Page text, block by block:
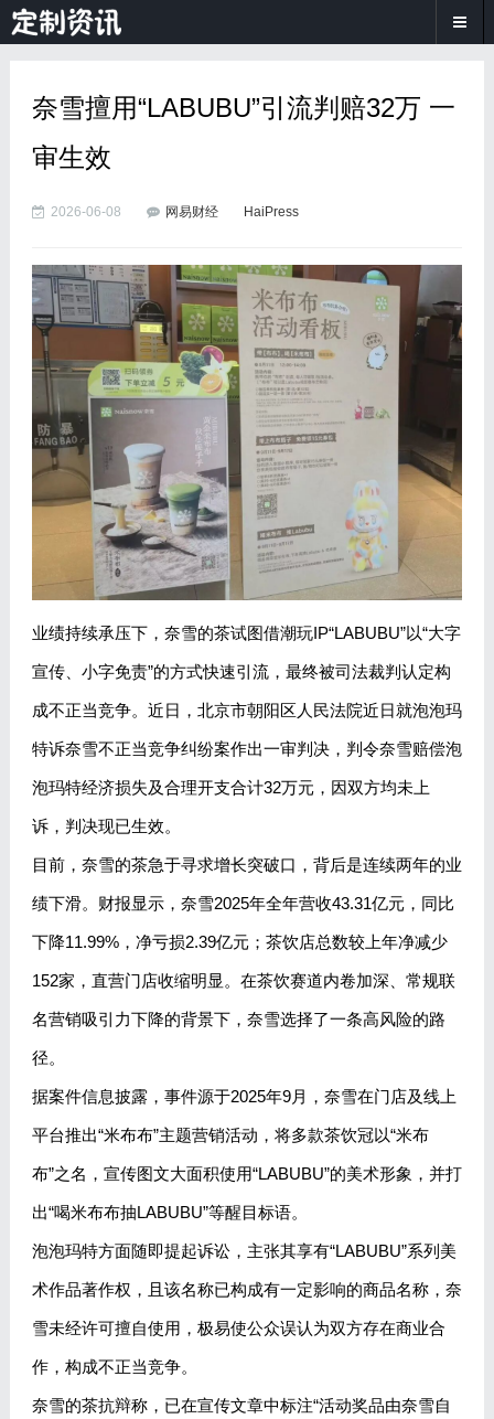
奈雪擅用“LABUBU”引流判赔32万 一
审生效
2026-06-08 网易财经 HaiPress
业绩持续承压下，奈雪的茶试图借潮玩IP“LABUBU”以“大字
宣传、小字免责”的方式快速引流，最终被司法裁判认定构
成不正当竞争。近日，北京市朝阳区人民法院近日就泡泡玛
特诉奈雪不正当竞争纠纷案作出一审判决，判令奈雪赔偿泡
泡玛特经济损失及合理开支合计32万元，因双方均未上
诉，判决现已生效。
目前，奈雪的茶急于寻求增长突破口，背后是连续两年的业
绩下滑。财报显示，奈雪2025年全年营收43.31亿元，同比
下降11.99%，净亏损2.39亿元；茶饮店总数较上年净减少
152家，直营门店收缩明显。在茶饮赛道内卷加深、常规联
名营销吸引力下降的背景下，奈雪选择了一条高风险的路
径。
据案件信息披露，事件源于2025年9月，奈雪在门店及线上
平台推出“米布布”主题营销活动，将多款茶饮冠以“米布
布”之名，宣传图文大面积使用“LABUBU”的美术形象，并打
出“喝米布布抽LABUBU”等醒目标语。
泡泡玛特方面随即提起诉讼，主张其享有“LABUBU”系列美
术作品著作权，且该名称已构成有一定影响的商品名称，奈
雪未经许可擅自使用，极易使公众误认为双方存在商业合
作，构成不正当竞争。
奈雪的茶抗辩称，已在宣传文章中标注“活动奖品由奈雪自